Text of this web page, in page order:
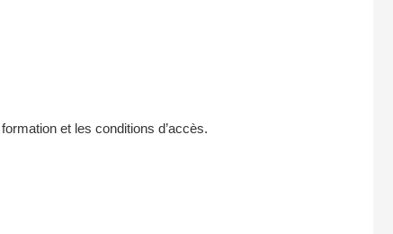
et les conditions d’accès.